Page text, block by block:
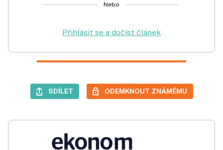
Nebo
Přihlásit se a dočíst článek
SDÍLET ODEMKNOUT ZNÁMÉMU